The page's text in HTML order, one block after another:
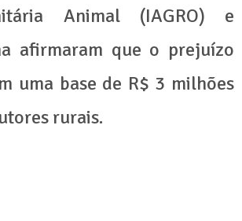
Animal (IAGRO) e
afirmaram que o prejuízo
uma base de R$ 3 milhões
rurais.